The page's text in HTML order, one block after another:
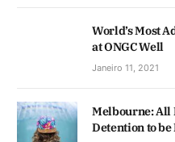
World’s Most
at ONGC Well
Janeiro 11, 2021
Melbourne: All
Detention to be